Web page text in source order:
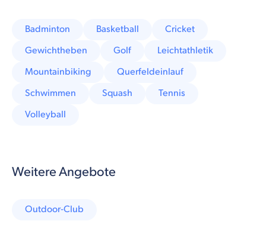
Badminton Basketball
Cricket
Gewichtheben
Golf
Leichtathletik
Mountainbiking
Querfeldeinlauf
Schwimmen
Squash
Tennis
Volleyball
Weitere Angebote
Outdoor-Club